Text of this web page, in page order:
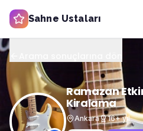
Sahne Ustaları
Ramazan
Kiralama
Ankara 16+ yıl